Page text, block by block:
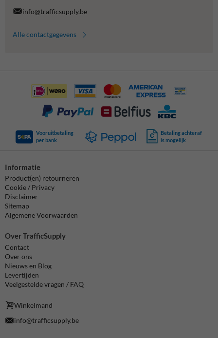
info@trafficsupply.be
Alle contactgegevens
Vooruitbetaling
per bank
Betaling achteraf
is mogelijk
Informatie
Product(en) retourneren
Cookie / Privacy
Disclaimer
Sitemap
Algemene Voorwaarden
Over TrafficSupply
Contact
Over ons
Nieuws en Blog
Levertijden
Veelgestelde vragen / FAQ
Winkelmand
info@trafficsupply.be